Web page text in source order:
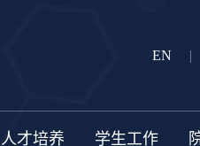
EN |
人才培养 学生工作